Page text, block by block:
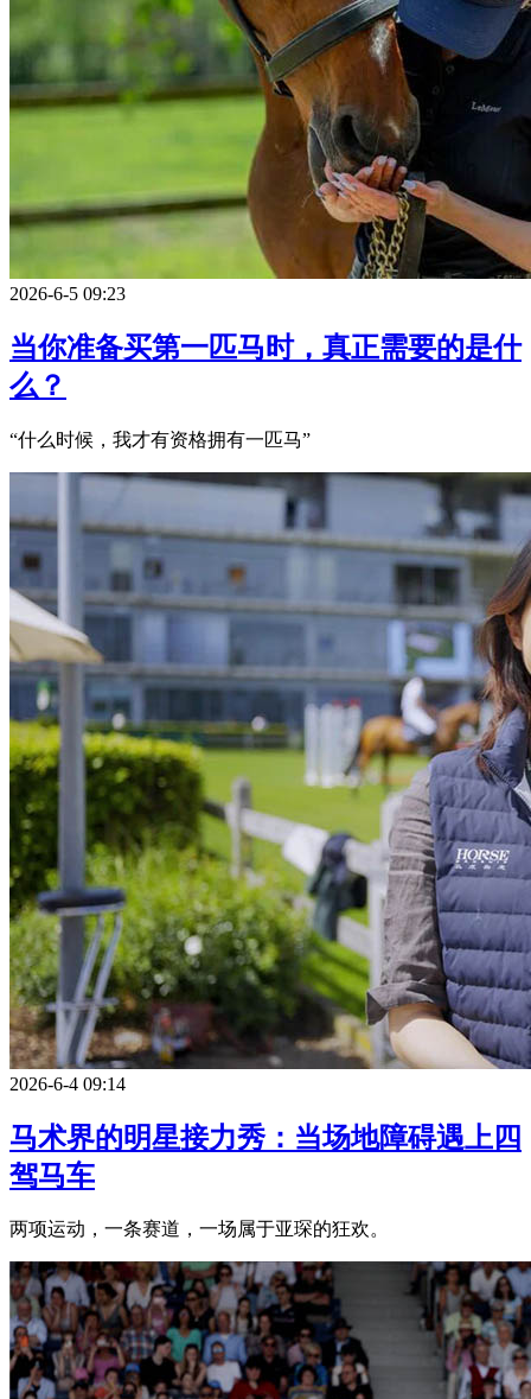
2026-6-5 09:23
当你准备买第一匹马时，真正需要的是什
么？
“什么时候，我才有资格拥有一匹马”
2026-6-4 09:14
马术界的明星接力秀：当场地障碍遇上四
驾马车
两项运动，一条赛道，一场属于亚琛的狂欢。